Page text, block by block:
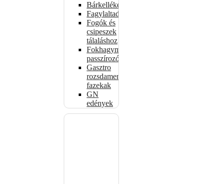
Bárkellékek
Fagylaltadagolók
Fogók és
csipeszek
tálaláshoz
Fokhagymaprések,
passzírozók
Gasztro
rozsdamentes
fazekak
GN
edények